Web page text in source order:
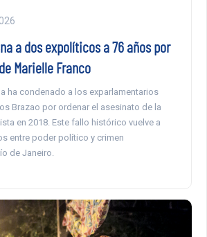
a dos expolíticos a 76 años por
Marielle Franco
ha condenado a los exparlamentarios
Brazao por ordenar el asesinato de la
en 2018. Este fallo histórico vuelve a
entre poder político y crimen
de Janeiro.